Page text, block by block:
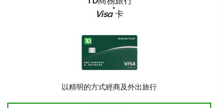
Visa*卡
以精明的方式經商及外出旅行